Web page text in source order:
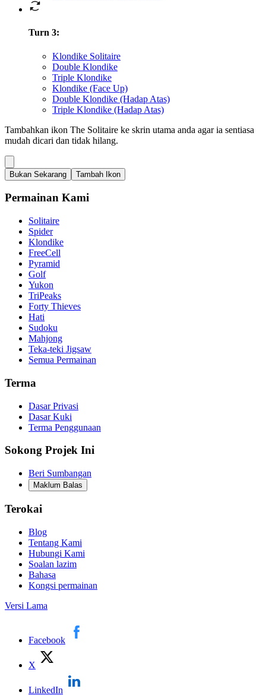
Turn 3:
Klondike Solitaire
Double Klondike
Triple Klondike
Klondike (Face Up)
Double Klondike (Hadap Atas)
Triple Klondike (Hadap Atas)
Tambahkan ikon The Solitaire ke skrin utama anda agar ia sentiasa
mudah dicari dan tidak hilang.
Bukan Sekarang Tambah Ikon
Permainan Kami
Solitaire
Spider
Klondike
FreeCell
Pyramid
Golf
Yukon
TriPeaks
Forty Thieves
Hati
Sudoku
Mahjong
Teka-teki Jigsaw
Semua Permainan
Terma
Dasar Privasi
Dasar Kuki
Terma Penggunaan
Sokong Projek Ini
Beri Sumbangan
Maklum Balas
Terokai
Blog
Tentang Kami
Hubungi Kami
Soalan lazim
Bahasa
Kongsi permainan
Versi Lama
Facebook
X
LinkedIn